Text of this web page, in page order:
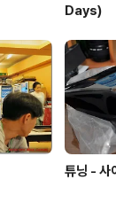
Days)
튜닝 - 사